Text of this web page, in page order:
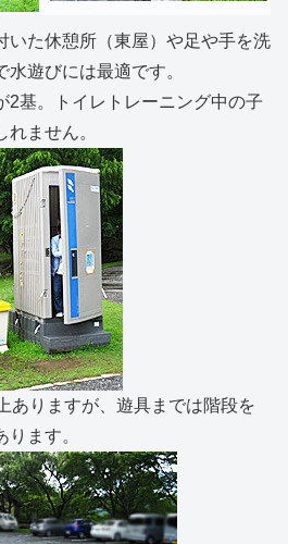
いた休憩所（東屋）や足や手を洗
遊びには最適です。
2基。トイレトレーニング中の子
ません。
ありますが、遊具までは階段を
ます。